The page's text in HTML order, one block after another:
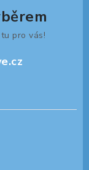
pro vás!